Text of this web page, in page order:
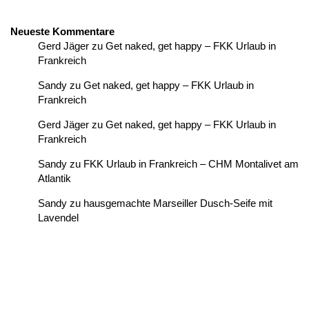
Neueste Kommentare
Gerd Jäger zu Get naked, get happy – FKK Urlaub in
Frankreich
Sandy zu Get naked, get happy – FKK Urlaub in
Frankreich
Gerd Jäger zu Get naked, get happy – FKK Urlaub in
Frankreich
Sandy zu FKK Urlaub in Frankreich – CHM Montalivet am
Atlantik
Sandy zu hausgemachte Marseiller Dusch-Seife mit
Lavendel